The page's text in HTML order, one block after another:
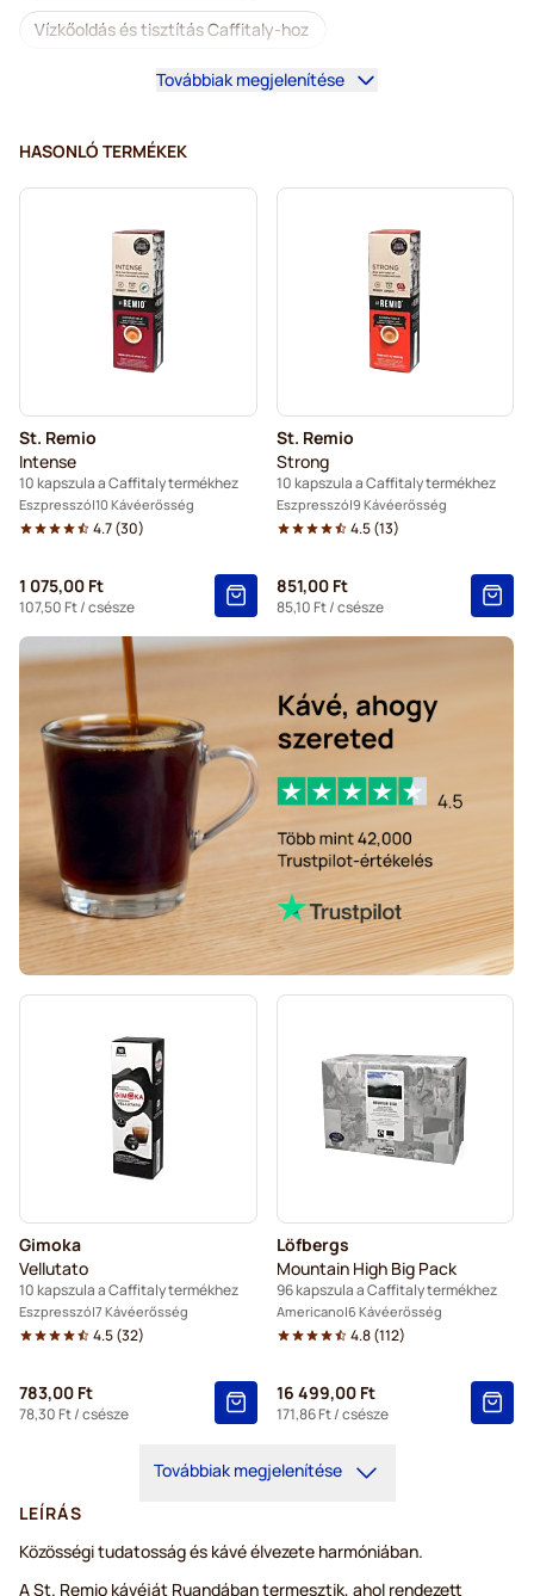
Vízkőoldás és tisztítás Caffitaly-hoz
Gimoka kapszulák Caffitaly kávéfőzőkhöz
Továbbiak megjelenítése
HASONLÓ TERMÉKEK
St. Remio
Intense
10 kapszula a Caffitaly termékhez
Eszpresszó 10 Kávéerősség
4.7(30)
1 075,00 Ft
107,50 Ft/ csésze
St. Remio
Strong
10 kapszula a Caffitaly termékhez
Eszpresszó 9 Kávéerősség
4.5(13)
851,00 Ft
85,10 Ft/ csésze
Gimoka
Vellutato
10 kapszula a Caffitaly termékhez
Eszpresszó 7 Kávéerősség
4.5(32)
783,00 Ft
78,30 Ft/ csésze
Löfbergs
Mountain High Big Pack
96 kapszula a Caffitaly termékhez
Americano 6 Kávéerősség
4.8(112)
16 499,00 Ft
171,86 Ft/ csésze
Továbbiak megjelenítése
LEÍRÁS
Közösségi tudatosság és kávé élvezete harmóniában.
A St. Remio kávéját Ruandában termesztik, ahol rendezett